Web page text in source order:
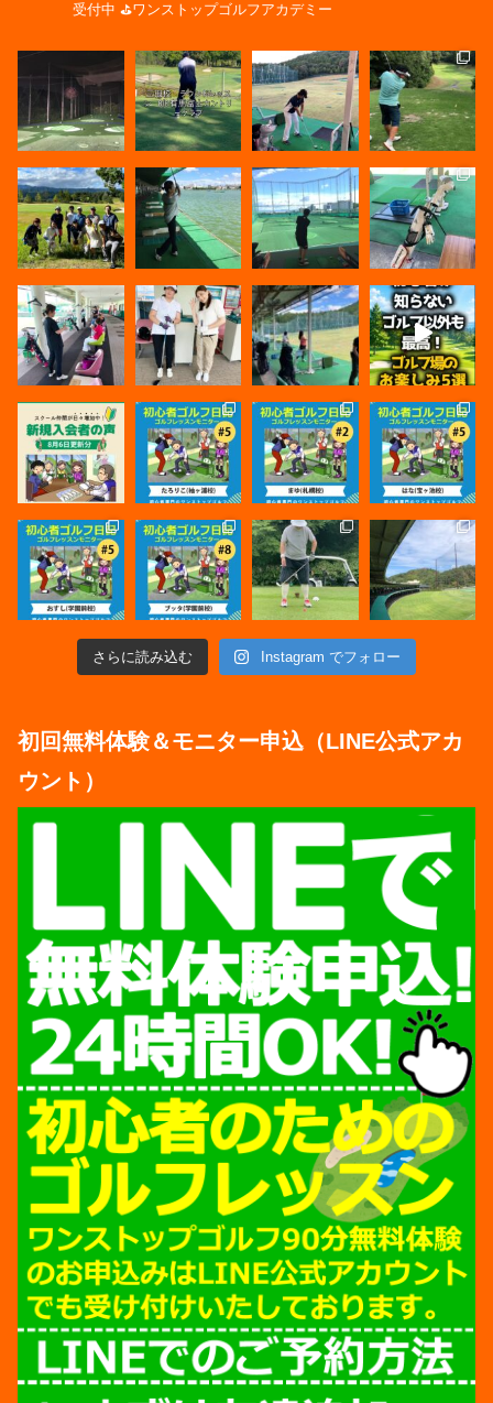
受付中 ⛳️ワンストップゴルフアカデミー
さらに読み込む Instagram でフォロー
初回無料体験＆モニター申込（LINE公式アカ
ウント）